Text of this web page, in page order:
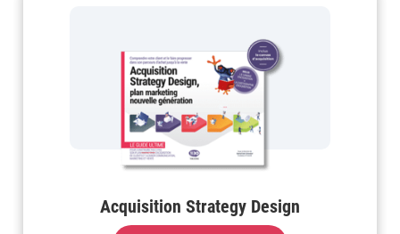
Acquisition Strategy Design